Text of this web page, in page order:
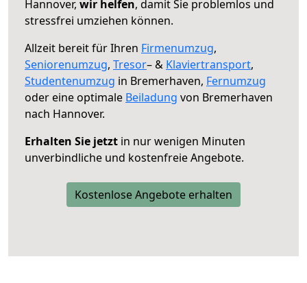
Hannover, wir helfen, damit Sie problemlos und
stressfrei umziehen können.
Allzeit bereit für Ihren Firmenumzug,
Seniorenumzug, Tresor– & Klaviertransport,
Studentenumzug in Bremerhaven, Fernumzug
oder eine optimale Beiladung von Bremerhaven
nach Hannover.
Erhalten Sie jetzt in nur wenigen Minuten
unverbindliche und kostenfreie Angebote.
Kostenlose Angebote erhalten